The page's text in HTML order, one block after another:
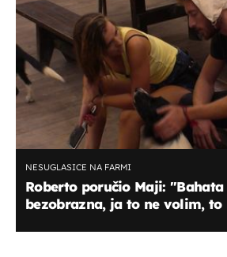
NESUGLASICE NA FARMI
Roberto poručio Maji:
bezobrazna, ja to ne volim, to